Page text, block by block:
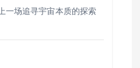
一场追寻宇宙本质的探索